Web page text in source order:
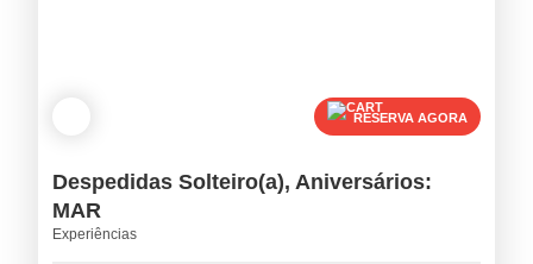
RESERVA AGORA
Despedidas Solteiro(a), Aniversários:
MAR
Experiências